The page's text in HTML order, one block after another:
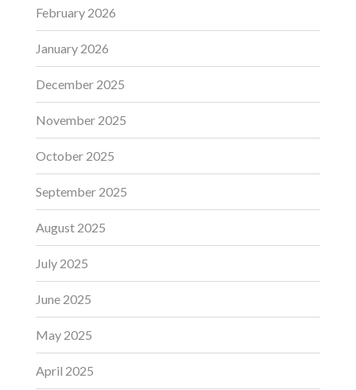
February 2026
January 2026
December 2025
November 2025
October 2025
September 2025
August 2025
July 2025
June 2025
May 2025
April 2025